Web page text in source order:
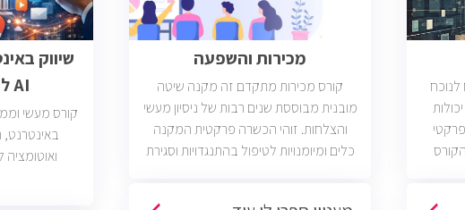
מכירות והשפעה
קורס מכירות מתקדם זה מקנה שיטה
מובנית מבוססת שנים רבות של ניסיון מעשי
והצלחות. זוהי הכשרה פרקטית המקנה
כלים ומיומנויות לטיפול בהתנגדויות וסגירת
שיווק
AI לבעלי עסקים
קורס מעשי
ואוטומציה